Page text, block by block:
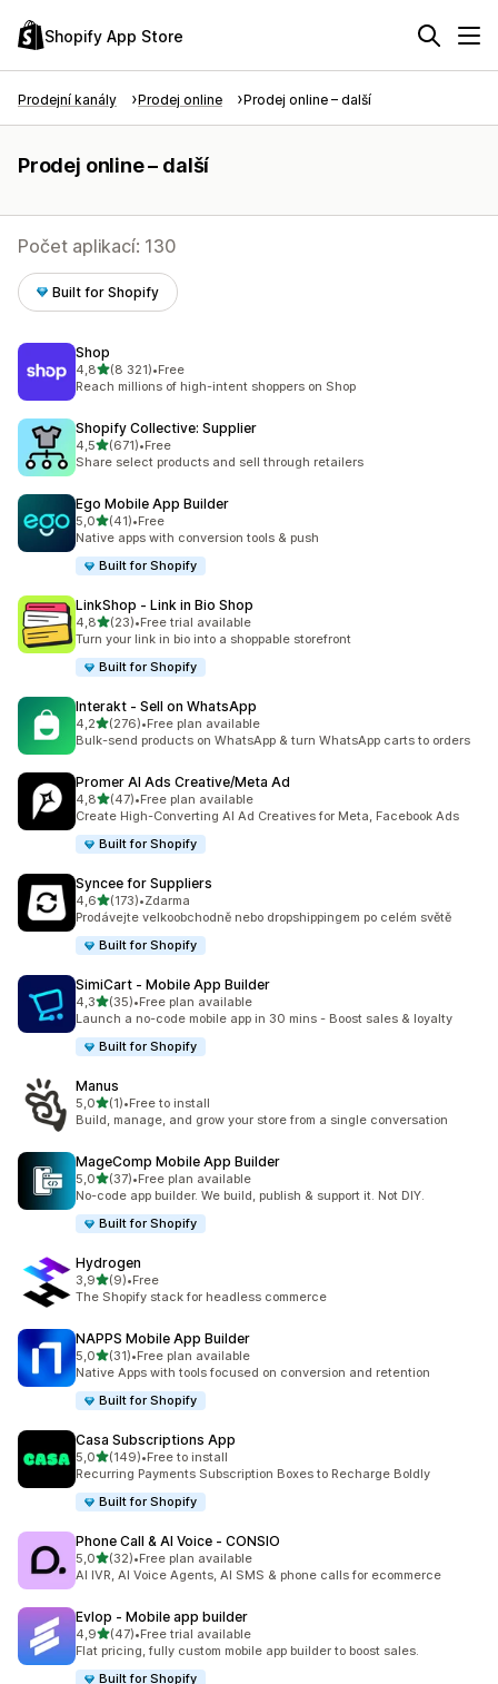
Shopify App Store
Prodejní kanály Prodej online Prodej online – další
Prodej online – další
Počet aplikací: 130
Built for Shopify
Shop
4,8z 5 hvězd
(8 321)
Celkový počet recenzí: 8321
•Free
Reach millions of high-intent shoppers on Shop
Shopify Collective: Supplier
4,5z 5 hvězd
(671)
Celkový počet recenzí: 671
•Free
Share select products and sell through retailers
Ego Mobile App Builder
5,0z 5 hvězd
(41)
Celkový počet recenzí: 41
•Free
Native apps with conversion tools & push
Built for Shopify
LinkShop ‑ Link in Bio Shop
4,8z 5 hvězd
(23)
Celkový počet recenzí: 23
•Free trial available
Turn your link in bio into a shoppable storefront
Built for Shopify
Interakt ‑ Sell on WhatsApp
4,2z 5 hvězd
(276)
Celkový počet recenzí: 276
•Free plan available
Bulk-send products on WhatsApp & turn WhatsApp carts to orders
Promer AI Ads Creative/Meta Ad
4,8z 5 hvězd
(47)
Celkový počet recenzí: 47
•Free plan available
Create High-Converting AI Ad Creatives for Meta, Facebook Ads
Built for Shopify
Syncee for Suppliers
4,6z 5 hvězd
(173)
Celkový počet recenzí: 173
•Zdarma
Prodávejte velkoobchodně nebo dropshippingem po celém světě
Built for Shopify
SimiCart ‑ Mobile App Builder
4,3z 5 hvězd
(35)
Celkový počet recenzí: 35
•Free plan available
Launch a no-code mobile app in 30 mins - Boost sales & loyalty
Built for Shopify
Manus
5,0z 5 hvězd
(1)
Celkový počet recenzí: 1
•Free to install
Build, manage, and grow your store from a single conversation
MageComp Mobile App Builder
5,0z 5 hvězd
(37)
Celkový počet recenzí: 37
•Free plan available
No-code app builder. We build, publish & support it. Not DIY.
Built for Shopify
Hydrogen
3,9z 5 hvězd
(9)
Celkový počet recenzí: 9
•Free
The Shopify stack for headless commerce
NAPPS Mobile App Builder
5,0z 5 hvězd
(31)
Celkový počet recenzí: 31
•Free plan available
Native Apps with tools focused on conversion and retention
Built for Shopify
Casa Subscriptions App
5,0z 5 hvězd
(149)
Celkový počet recenzí: 149
•Free to install
Recurring Payments Subscription Boxes to Recharge Boldly
Built for Shopify
Phone Call & AI Voice ‑ CONSIO
5,0z 5 hvězd
(32)
Celkový počet recenzí: 32
•Free plan available
AI IVR, AI Voice Agents, AI SMS & phone calls for ecommerce
Evlop ‑ Mobile app builder
4,9z 5 hvězd
(47)
Celkový počet recenzí: 47
•Free trial available
Flat pricing, fully custom mobile app builder to boost sales.
Built for Shopify